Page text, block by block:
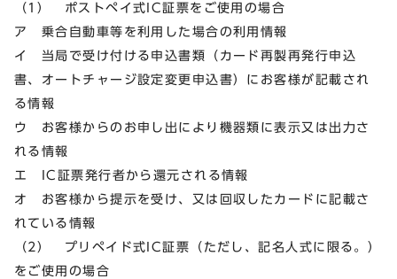
（1） ポストペイ式IC証票をご使用の場合
ア 乗合自動車等を利用した場合の利用情報
イ 当局で受け付ける申込書類（カード再製再発行申込
書、オートチャージ設定変更申込書）にお客様が記載され
る情報
ウ お客様からのお申し出により機器類に表示又は出力さ
れる情報
エ IC証票発行者から還元される情報
オ お客様から提示を受け、又は回収したカードに記載さ
れている情報
（2） プリペイド式IC証票（ただし、記名人式に限る。）
をご使用の場合